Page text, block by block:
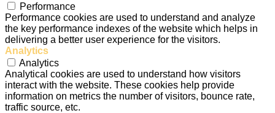
Performance
Performance cookies are used to understand and analyze
the key performance indexes of the website which helps in
delivering a better user experience for the visitors.
Analytics
Analytics
Analytical cookies are used to understand how visitors
interact with the website. These cookies help provide
information on metrics the number of visitors, bounce rate,
traffic source, etc.